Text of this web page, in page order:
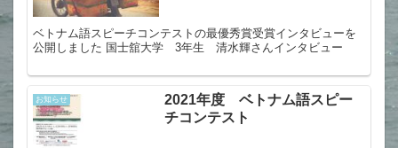
ベトナム語スピーチコンテストの最優秀賞受賞インタビューを
公開しました 国士舘大学 3年生 清水輝さんインタビュー
お知らせ
2021年度 ベトナム語スピー
チコンテスト